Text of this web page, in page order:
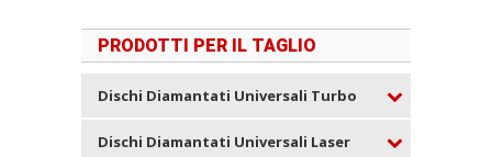
PRODOTTI PER IL TAGLIO
Dischi Diamantati Universali Turbo
Dischi Diamantati Universali Laser